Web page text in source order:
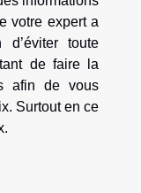
votre expert a
d’éviter toute
de faire la
afin de vous
Surtout en ce